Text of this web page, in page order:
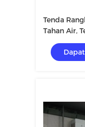
Tenda
Tahan Air,
12m